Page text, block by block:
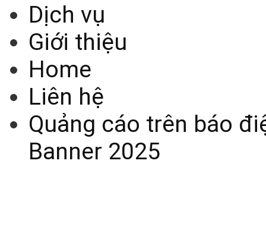
Dịch vụ
Giới thiệu
Home
Liên hệ
Quảng cáo trên báo
Banner 2025